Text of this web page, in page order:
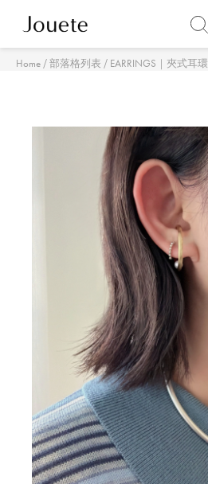
Home / 部落格列表 / EARRINGS｜夾式耳環